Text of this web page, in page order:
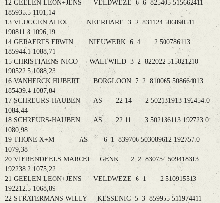
12 GEELEN LEON+JENS VELDWEZE 6 6 825405 515662411
185935.5 1101,14
13 VLUGGEN ALEX NEERHARE 3 2 831124 506890511
190811.8 1096,19
14 GERAERTS ERWIN NIEUWERK 6 4 2 500786113
185944.1 1088,71
15 CHRISTIAENS NICO WALTWILD 3 2 822022 515021210
190522.5 1088,23
16 VANHERCK HUBERT BORGLOON 7 2 810065 508664013
185439.4 1087,84
17 SCHREURS-HAUBEN AS 22 14 2 502131913 192454.0
1084,44
18 SCHREURS-HAUBEN AS 22 11 3 502136113 192723.0
1080,98
19 THONE X+M AS 6 1 839706 503089612 192757.0
1079,38
20 VIERENDEELS MARCEL GENK 2 2 830754 509418313
192238.2 1075,22
21 GEELEN LEON+JENS VELDWEZE 6 1 2 510915513
192212.5 1068,89
22 STRATERMANS WILLY KESSENIC 5 3 859955 511974411